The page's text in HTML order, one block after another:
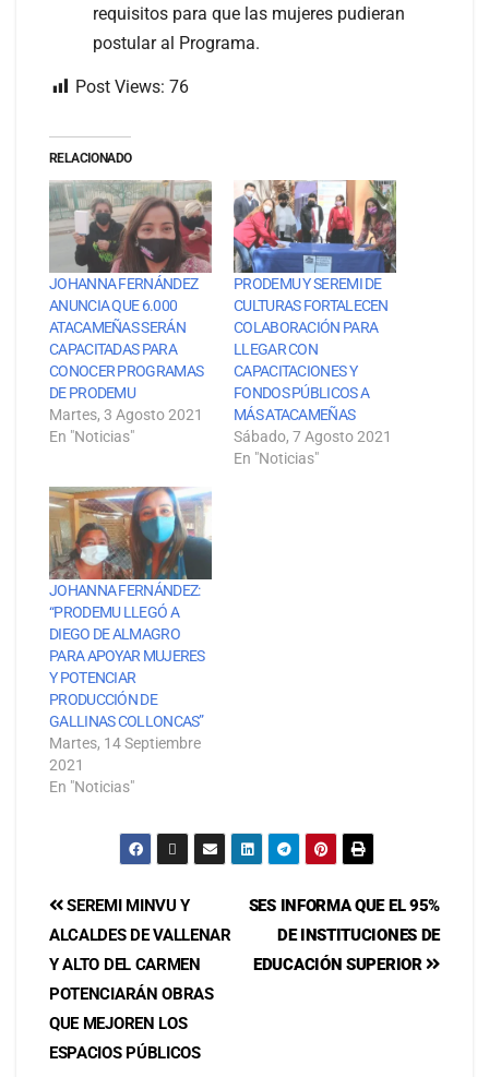
requisitos para que las mujeres pudieran
postular al Programa.
Post Views: 76
RELACIONADO
JOHANNA FERNÁNDEZ
ANUNCIA QUE 6.000
ATACAMEÑAS SERÁN
CAPACITADAS PARA
CONOCER PROGRAMAS
DE PRODEMU
Martes, 3 Agosto 2021
En "Noticias"
PRODEMU Y SEREMI DE
CULTURAS FORTALECEN
COLABORACIÓN PARA
LLEGAR CON
CAPACITACIONES Y
FONDOS PÚBLICOS A
MÁS ATACAMEÑAS
Sábado, 7 Agosto 2021
En "Noticias"
JOHANNA FERNÁNDEZ:
“PRODEMU LLEGÓ A
DIEGO DE ALMAGRO
PARA APOYAR MUJERES
Y POTENCIAR
PRODUCCIÓN DE
GALLINAS COLLONCAS”
Martes, 14 Septiembre
2021
En "Noticias"
SES INFORMA QUE EL 95%
DE INSTITUCIONES DE
EDUCACIÓN SUPERIOR
SEREMI MINVU Y
ALCALDES DE VALLENAR
Y ALTO DEL CARMEN
POTENCIARÁN OBRAS
QUE MEJOREN LOS
ESPACIOS PÚBLICOS